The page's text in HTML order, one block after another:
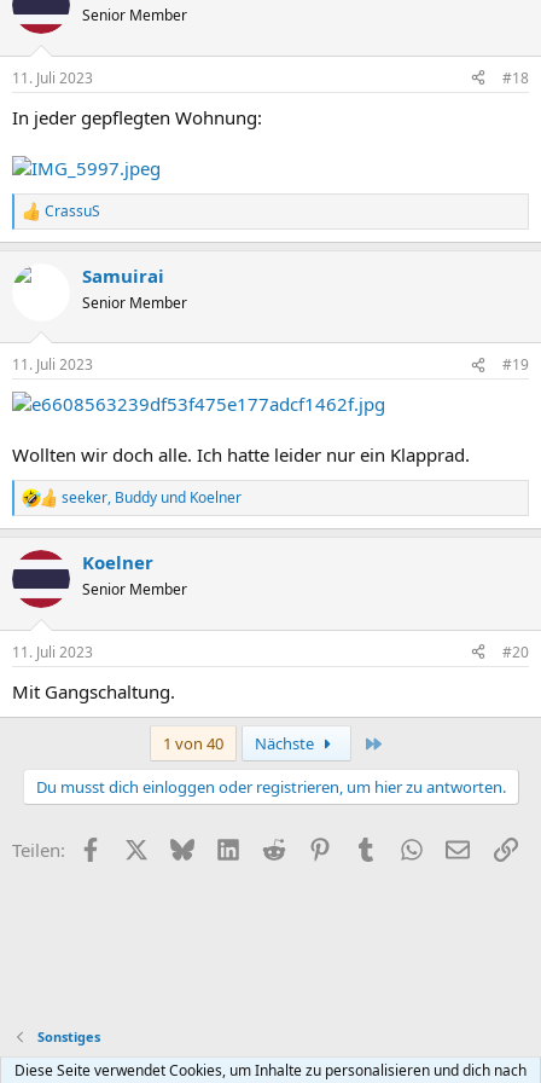
i
e
:
Senior Member
11. Juli 2023 #18
In jeder gepflegten Wohnung:
R
e
k
n
e
n
:
CrassuS
Samuirai
Senior Member
11. Juli 2023 #19
Wollten wir doch alle. Ich hatte leider nur ein Klapprad.
R
e
k
i
e
:
seeker, Buddy und Koelner
Koelner
Senior Member
11. Juli 2023 #20
Mit Gangschaltung.
1 von 40 Nächste
Du musst dich einloggen oder registrieren, um hier zu antworten.
Teilen: FacebookX (Twitter)
BlueskyLinkedIn
Reddit PinterestTumblr WhatsApp
E-Mail
Sonstiges
Diese Seite verwendet Cookies, um Inhalte zu personalisieren und dich nach